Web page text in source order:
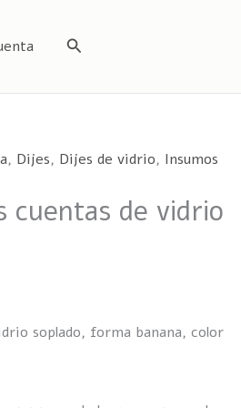
Buscar
, Dijes, Dijes de vidrio, Insumos
cuentas de vidrio
soplado, forma banana, color